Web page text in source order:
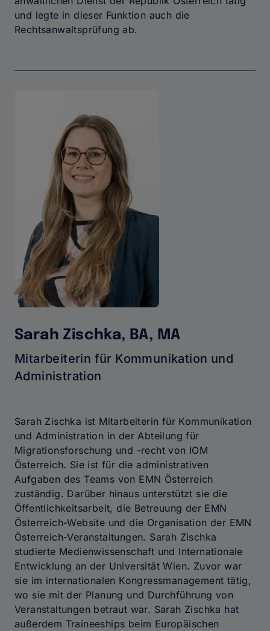
und legte in dieser Funktion auch die
Rechtsanwaltsprüfung ab.
Sarah Zischka, BA, MA
Mitarbeiterin für Kommunikation und
Administration
Sarah Zischka ist Mitarbeiterin für Kommunikation
und Administration in der Abteilung für
Migrationsforschung und -recht von IOM
Österreich. Sie ist für die administrativen
Aufgaben des Teams von EMN Österreich
zuständig. Darüber hinaus unterstützt sie die
Öffentlichkeitsarbeit, die Betreuung der EMN
Österreich-Website und die Organisation der EMN
Österreich-Veranstaltungen. Sarah Zischka
studierte Medienwissenschaft und Internationale
Entwicklung an der Universität Wien. Zuvor war
sie im internationalen Kongressmanagement tätig,
wo sie mit der Planung und Durchführung von
Veranstaltungen betraut war. Sarah Zischka hat
außerdem Traineeships beim Europäischen